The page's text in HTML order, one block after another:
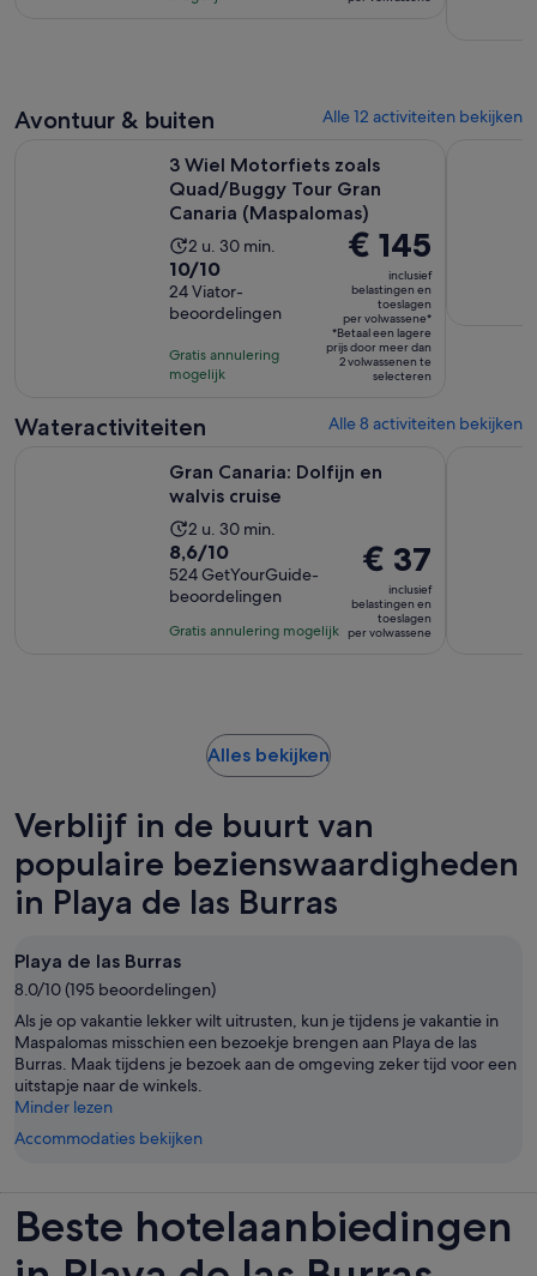
€ 89
Avontuur & buiten Alle 12 activiteiten bekijken
3 Wiel Motorfiets zoals
Quad/Buggy Tour Gran
Canaria (Maspalomas)
De
activiteit
duurt
2
uur
en
minuten
2 u. 30 min.
10.0
van
10
24
10/10
24 Viator-
beoordelingen
Gratis annulering
mogelijk
De
prijs
is
€ 145
per
volwassene*
€ 145
inclusief
belastingen en
toeslagen
per volwassene*
*Betaal een lagere
prijs door meer dan
2 volwassenen te
selecteren
Wateractiviteiten Alle 8 activiteiten bekijken
Gran Canaria: Dolfijn en
walvis cruise
De
activiteit
duurt
2
uur
2 u. 30 min.
8.6
van
10
met
8,6/10
524 GetYourGuide-
beoordelingen
Gratis annulering mogelijk
De
prijs
is
€ 37
€ 37
inclusief
belastingen en
toeslagen
per volwassene
Alles bekijkenOpent
tab
Verblijf in de buurt van
populaire bezienswaardigheden
in Playa de las Burras
Playa de las Burras
8.0/10 (195 beoordelingen)
Als je op vakantie lekker wilt uitrusten, kun je tijdens je vakantie in
Maspalomas misschien een bezoekje brengen aan Playa de las
Burras. Maak tijdens je bezoek aan de omgeving zeker tijd voor een
uitstapje naar de winkels.
Minder lezen
Accommodaties bekijken
Beste hotelaanbiedingen